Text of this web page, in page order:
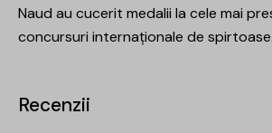
Naud au cucerit medalii la cele mai
concursuri internaționale de spirtoase.
Recenzii